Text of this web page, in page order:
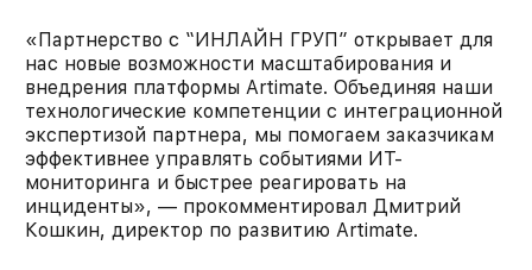
«Партнерство с “ИНЛАЙН ГРУП” открывает для
нас новые возможности масштабирования и
внедрения платформы Artimate. Объединяя наши
технологические компетенции с интеграционной
экспертизой партнера, мы помогаем заказчикам
эффективнее управлять событиями ИТ-
мониторинга и быстрее реагировать на
инциденты», — прокомментировал Дмитрий
Кошкин, директор по развитию Artimate.